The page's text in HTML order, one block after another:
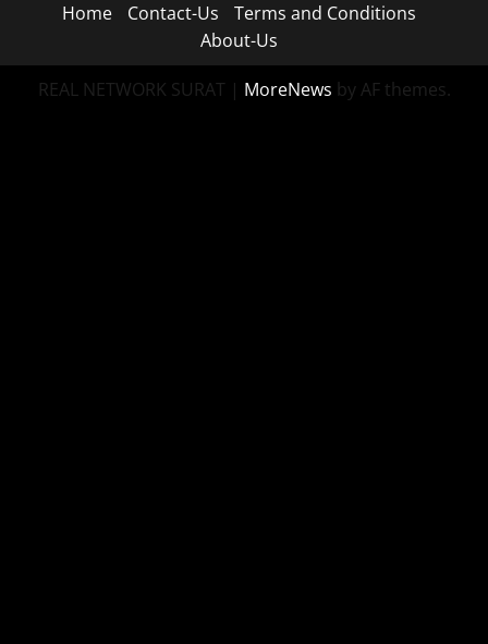
Home Contact-Us
Terms and Conditions
About-Us
REAL NETWORK SURAT | MoreNews by AF themes.